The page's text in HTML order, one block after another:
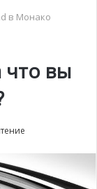
в Монако
что вы